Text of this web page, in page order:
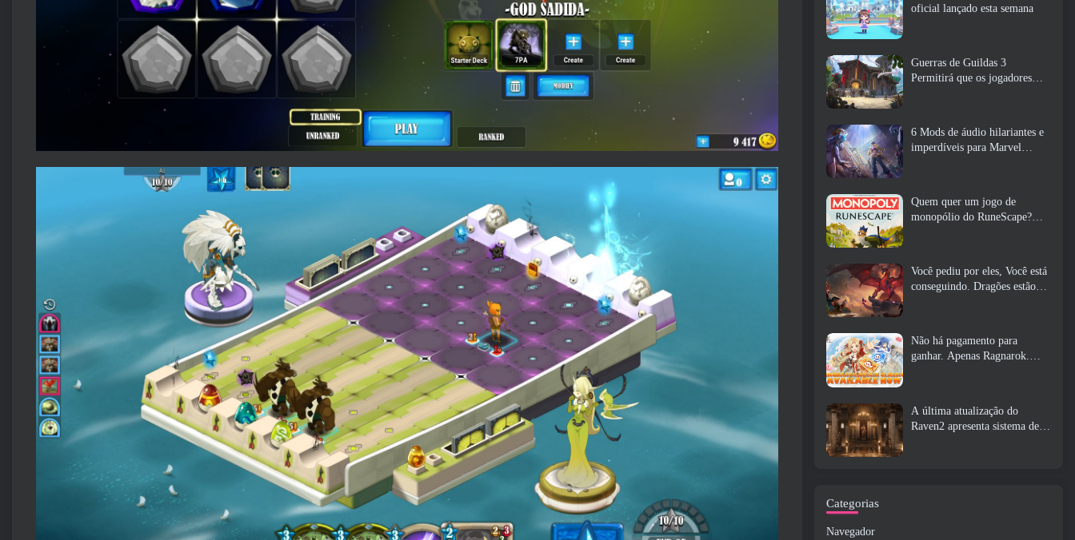
oficial lançado esta semana
Guerras de Guildas 3
Permitirá que os jogadores
6 Mods de áudio hilariantes e
imperdíveis para Marvel
Quem quer um jogo de
monopólio do RuneScape?
Você pediu por eles, Você está
conseguindo. Dragões estão
Não há pagamento para
ganhar. Apenas Ragnarok.
A última atualização do
Raven2 apresenta sistema de
Categorias
Navegador